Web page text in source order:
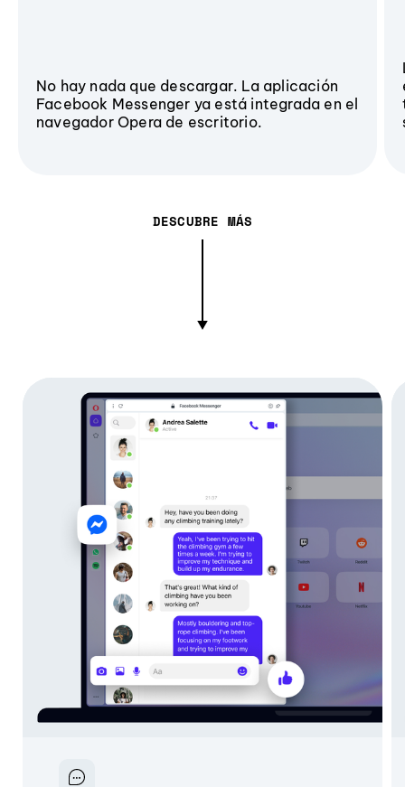
No hay nada que descargar. La aplicación
Facebook Messenger ya está integrada en el
navegador Opera de escritorio.
DESCUBRE MÁS